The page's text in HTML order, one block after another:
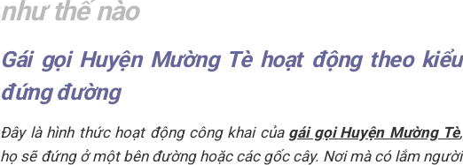
như thế nào
Gái gọi Huyện Mường Tè hoạt động theo kiểu
đứng đường
Đây là hình thức hoạt động công khai của gái gọi Huyện Mường Tè,
họ sẽ đứng ở một bên đường hoặc các gốc cây. Nơi mà có lắm người